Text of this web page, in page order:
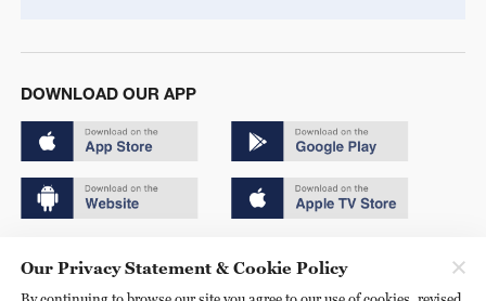
DOWNLOAD OUR APP
京ICP备20000184号
Our Privacy Statement & Cookie Policy